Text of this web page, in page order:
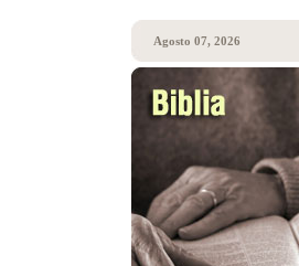
Agosto 07, 2026